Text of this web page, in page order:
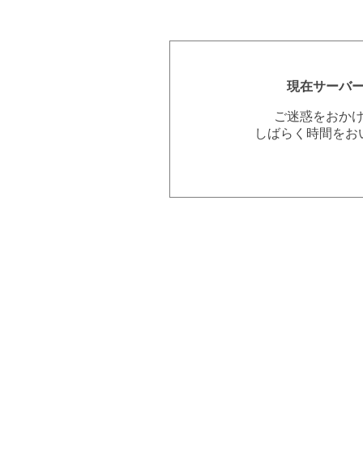
現在サーバ
ご迷惑をおか
しばらく時間を